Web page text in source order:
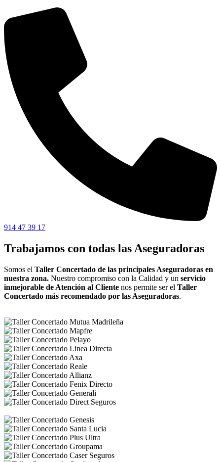
914 47 39 17
Trabajamos con todas las Aseguradoras
Somos el Taller Concertado de las principales Aseguradoras en
nuestra zona. Nuestro compromiso con la Calidad y un servicio
inmejorable de Atención al Cliente nos permite ser el Taller
Concertado más recomendado por las Aseguradoras.